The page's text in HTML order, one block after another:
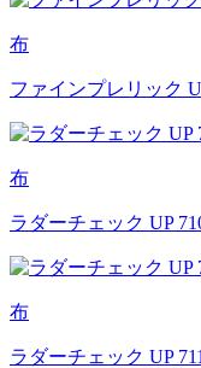
布
ファインプレリック
布
ラダーチェック UP
布
ラダーチェック UP